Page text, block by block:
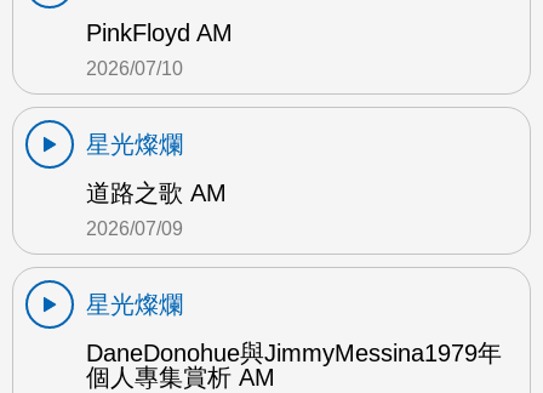
PinkFloyd AM
2026/07/10
星光燦爛
道路之歌 AM
2026/07/09
星光燦爛
DaneDonohue與JimmyMessina1979年
個人專集賞析 AM